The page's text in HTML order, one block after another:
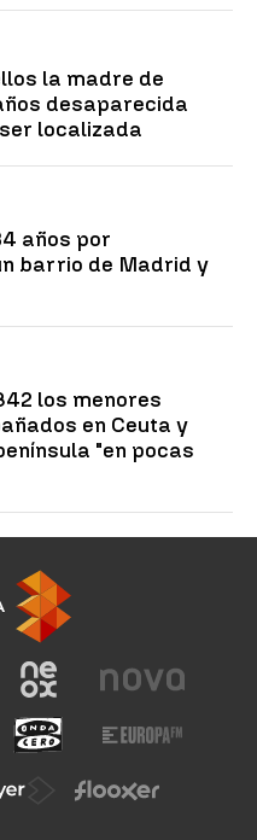
la madre de
desaparecida
localizada
años por
barrio de Madrid y
los menores
en Ceuta y
"en pocas